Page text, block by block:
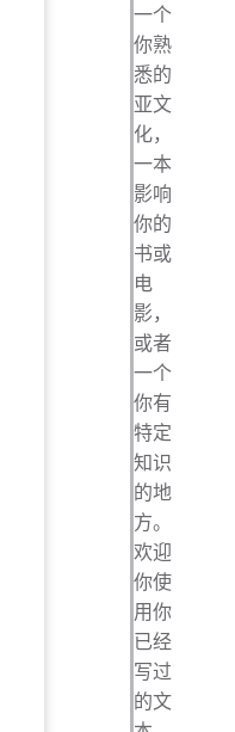
一个
你熟
悉的
亚文
化，
一本
影响
你的
书或
电
影，
或者
一个
你有
特定
知识
的地
方。
欢迎
你使
用你
已经
写过
的文